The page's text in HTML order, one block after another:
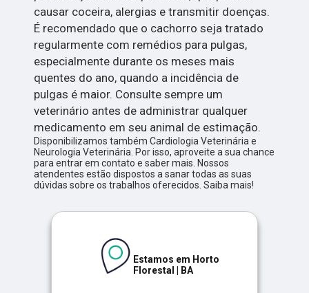
causar coceira, alergias e transmitir doenças.
É recomendado que o cachorro seja tratado
regularmente com remédios para pulgas,
especialmente durante os meses mais
quentes do ano, quando a incidência de
pulgas é maior. Consulte sempre um
veterinário antes de administrar qualquer
medicamento em seu animal de estimação.
Disponibilizamos também Cardiologia Veterinária e
Neurologia Veterinária. Por isso, aproveite a sua chance
para entrar em contato e saber mais. Nossos
atendentes estão dispostos a sanar todas as suas
dúvidas sobre os trabalhos oferecidos. Saiba mais!
Estamos em Horto
Florestal | BA